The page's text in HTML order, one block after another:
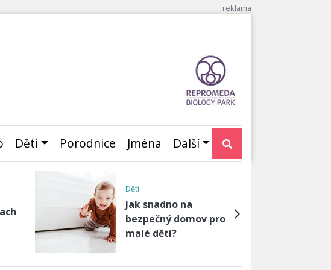
Děti Porodnice Jména Další
i
umělé oplod…
Těhotenství i s
antikoncepcí: Jak je to
možné?